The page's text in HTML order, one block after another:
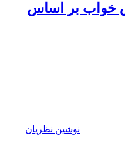
خواب بر اساس
نوشین نظریان